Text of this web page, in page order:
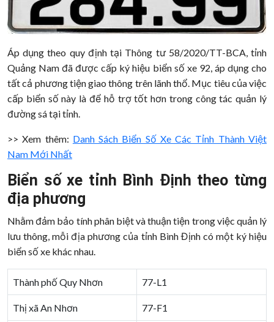
Áp dụng theo quy định tại Thông tư 58/2020/TT-BCA, tỉnh
Quảng Nam đã được cấp ký hiệu biển số xe 92, áp dụng cho
tất cả phương tiện giao thông trên lãnh thổ. Mục tiêu của việc
cấp biển số này là để hỗ trợ tốt hơn trong công tác quản lý
đường sá tại tỉnh.
>> Xem thêm: Danh Sách Biển Số Xe Các Tỉnh Thành Việt
Nam Mới Nhất
Biển số xe tỉnh Bình Định theo từng
địa phương
Nhằm đảm bảo tính phân biệt và thuận tiện trong việc quản lý
lưu thông, mỗi địa phương của tỉnh Bình Định có một ký hiệu
biển số xe khác nhau.
Thành phố Quy Nhơn 77-L1
Thị xã An Nhơn 77-F1